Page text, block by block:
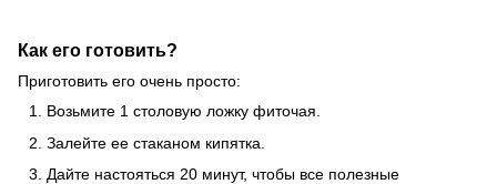
Как его готовить?
Приготовить его очень просто:
Возьмите 1 столовую ложку фиточая.
Залейте ее стаканом кипятка.
Дайте настояться 20 минут, чтобы все полезные